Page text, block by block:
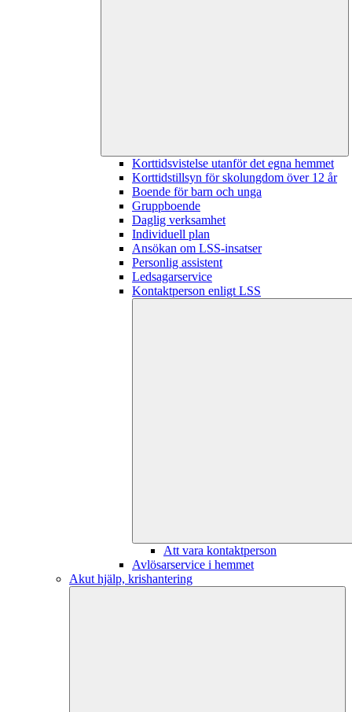
Korttidsvistelse utanför det egna hemmet
Korttidstillsyn för skolungdom över 12 år
Boende för barn och unga
Gruppboende
Daglig verksamhet
Individuell plan
Ansökan om LSS-insatser
Personlig assistent
Ledsagarservice
Kontaktperson enligt LSS
Att vara kontaktperson
Avlösarservice i hemmet
Akut hjälp, krishantering